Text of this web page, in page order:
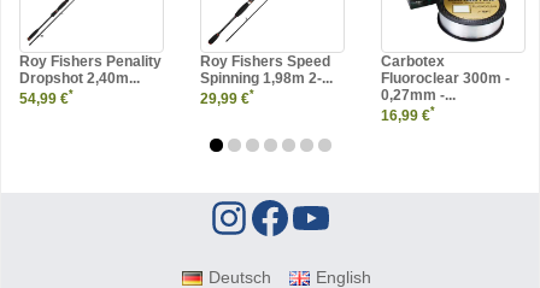
Roy Fishers Penality
Dropshot 2,40m...
54,99 €*
Roy Fishers Speed
Spinning 1,98m 2-...
29,99 €*
Carbotex
Fluoroclear 300m -
0,27mm -...
16,99 €*
Deutsch English